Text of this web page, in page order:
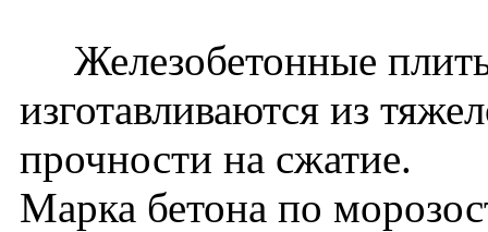
Железобетонные
изготавливаются из
прочности на сжатие.
Марка бетона по